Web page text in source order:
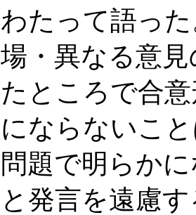
わたって語っ
場・異なる意
たところで合
にならないこ
問題で明らか
と発言を遠慮